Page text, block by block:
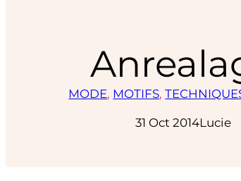
MODE, MOTIFS,
31 Oct 2014Lucie